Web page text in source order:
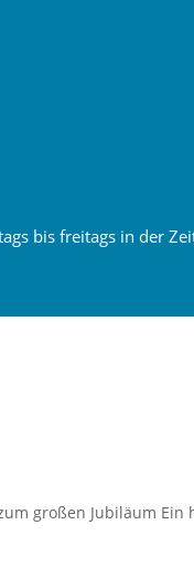
bis freitags in der
großen Jubiläum